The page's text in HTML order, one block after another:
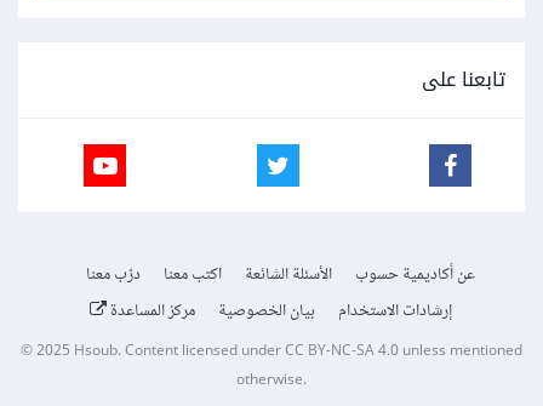
تابعنا على
عن أكاديمية حسوب الأسئلة الشائعة اكتب معنا
درّب معنا
إرشادات الاستخدام
بيان الخصوصية مركز المساعدة
© 2025Hsoub.Content licensed underCC BY-NC-SA 4.0unless mentioned
otherwise.